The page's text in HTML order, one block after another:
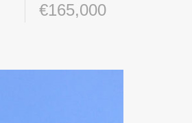
€165,000